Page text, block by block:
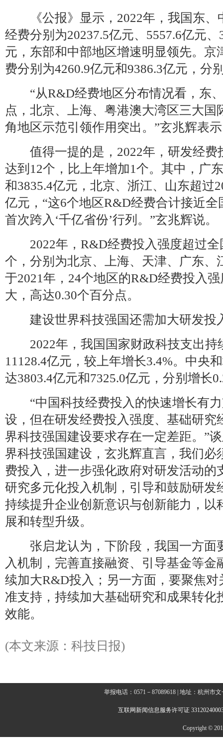
《公报》显示，2022年，我国东、
经费分别为20237.5亿元、5557.6亿元、
元，东部和中部地区增速明显领先。京
费分别为4260.9亿元和9386.3亿元，分
“从R&D经费地区分布情况看，东、
点，北京、上海、粤港澳大湾区三大国
角地区示范引领作用突出。”玄兆辉表
值得一提的是，2022年，研发经费
达到12个，比上年增加1个。其中，广
和3835.4亿元，北京、浙江、山东超过
亿元，“这6个地区R&D经费合计接近
首次跨入‘千亿省份’行列。”玄兆辉说。
2022年，R&D经费投入强度超过全
个，分别为北京、上海、天津、广东、
于2021年，24个地区的R&D经费投入
大，高达0.30个百分点。
建设世界科技强国还需加大研发投
2022年，我国国家财政科技支出持
11128.4亿元，较上年增长3.4%。中央
达3803.4亿元和7325.0亿元，分别增长
“中国科技经费投入的快速增长有力
设，但在研发经费投入强度、基础研究
界科技强国建设要求存在一定差距。”
界科技强国建设，玄兆辉直言，我们必
费投入，进一步强化政府对研发活动的
研究多元化投入机制，引导和鼓励研发
持续提升企业创新意识与创新能力，以
展和转型升级。
张启龙认为，下阶段，我国一方面
入机制，完善直接融资、引导基金等金
续加大R&D投入；另一方面，要聚焦
准支持，持续加大基础研究和成果转化
效能。
(本文来源：科技日报)
举报电话：0571－87089618 | 地址：杭州市
互联网新闻信息服务许可证
Copyright ©